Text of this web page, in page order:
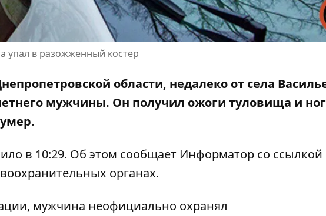
упал в разожженный костер
области, недалеко от села
мужчины. Он получил ожоги туловища и
в 10:29. Об этом сообщает Информатор со ссылкой
органах.
мужчина неофициально охранял